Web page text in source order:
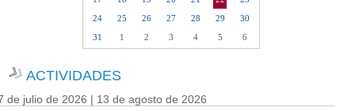
24
25 26 27 28 29
30
31
1 2 3 4 5 6
ACTIVIDADES
de julio de 2026 | 13 de agosto de 2026